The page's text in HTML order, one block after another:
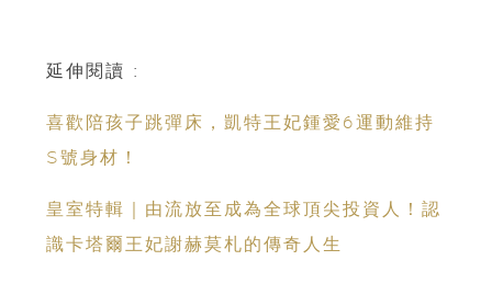
延伸閱讀 :
喜歡陪孩子跳彈床，凱特王妃鍾愛6運動維持
S號身材！
皇室特輯｜由流放至成為全球頂尖投資人！認
識卡塔爾王妃謝赫莫札的傳奇人生